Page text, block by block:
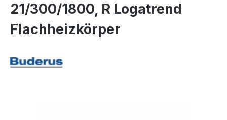
21/300/1800, R Logatrend
Flachheizkörper